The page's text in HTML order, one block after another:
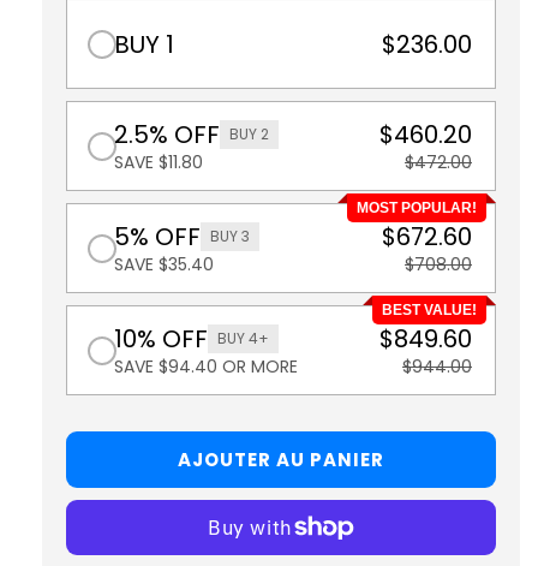
BUY 1 $236.00
2.5% OFF BUY 2
SAVE $11.80
$460.20
$472.00
MOST POPULAR!
5% OFF BUY 3
SAVE $35.40
$672.60
$708.00
BEST VALUE!
10% OFF BUY 4+
SAVE $94.40 OR MORE
$849.60
$944.00
AJOUTER AU PANIER